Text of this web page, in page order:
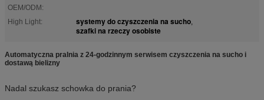
OEM/ODM:
High Light: systemy do czyszczenia na sucho,
szafki na rzeczy osobiste
Automatyczna pralnia z 24-godzinnym serwisem czyszczenia na sucho i
dostawą bielizny
Nadal szukasz schowka do prania?